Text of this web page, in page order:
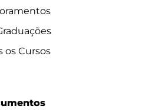
os Cursos